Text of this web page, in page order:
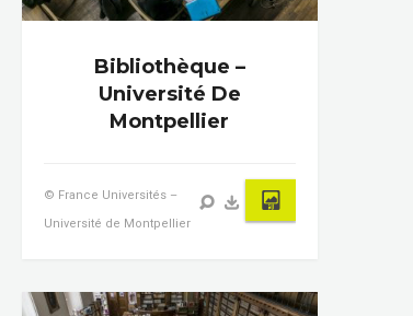
Bibliothèque –
Université De
Montpellier
© France Universités –
Université de Montpellier